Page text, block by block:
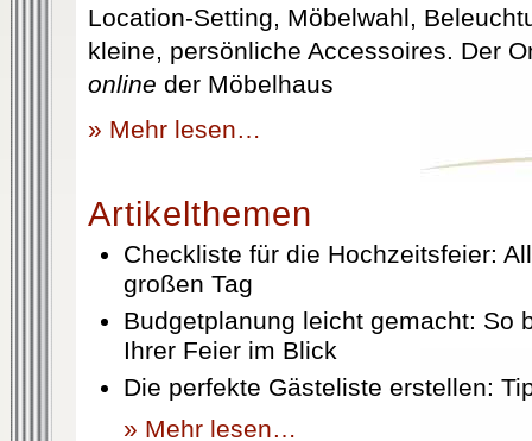
Location-Setting, Möbelwahl,
kleine, persönliche Accessoires. Der
online der Möbelhaus
» Mehr lesen…
Artikelthemen
Checkliste für die Hochzeitsfeier:
großen Tag
Budgetplanung leicht gemacht: So
Ihrer Feier im Blick
Die perfekte Gästeliste erstellen:
» Mehr lesen…